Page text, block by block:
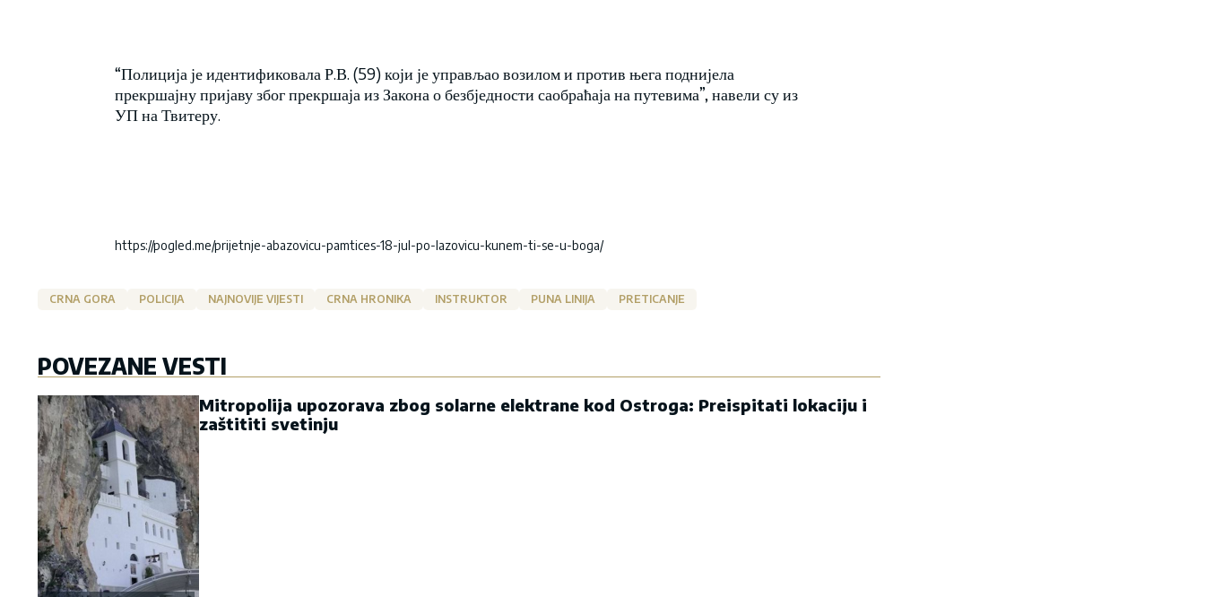
“Полиција је идентификовала Р.В. (59) који је управљао возилом и против њега поднијела
прекршајну пријаву због прекршаја из Закона о безбједности саобраћаја на путевима”, навели су из
УП на Твитеру.
https://pogled.me/prijetnje-abazovicu-pamtices-18-jul-po-lazovicu-kunem-ti-se-u-boga/
CRNA GORA POLICIJA NAJNOVIJE VIJESTI CRNA HRONIKA INSTRUKTOR PUNA LINIJA PRETICANJE
POVEZANE VESTI
Mitropolija upozorava zbog solarne elektrane kod Ostroga: Preispitati lokaciju i
zaštititi svetinju